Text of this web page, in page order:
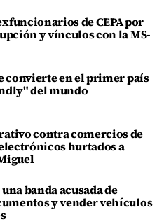
de CEPA por
y vínculos con la MS-
convierte en el primer país
del mundo
contra comercios de
hurtados a
banda acusada de
y vender vehículos